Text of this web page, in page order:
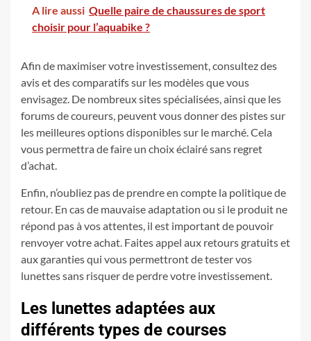
A lire aussi Quelle paire de chaussures de sport
choisir pour l’aquabike ?
Afin de maximiser votre investissement, consultez des
avis et des comparatifs sur les modèles que vous
envisagez. De nombreux sites spécialisées, ainsi que les
forums de coureurs, peuvent vous donner des pistes sur
les meilleures options disponibles sur le marché. Cela
vous permettra de faire un choix éclairé sans regret
d’achat.
Enfin, n’oubliez pas de prendre en compte la politique de
retour. En cas de mauvaise adaptation ou si le produit ne
répond pas à vos attentes, il est important de pouvoir
renvoyer votre achat. Faites appel aux retours gratuits et
aux garanties qui vous permettront de tester vos
lunettes sans risquer de perdre votre investissement.
Les lunettes adaptées aux
différents types de courses